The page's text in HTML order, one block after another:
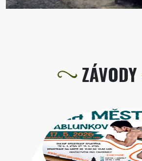
ZÁVODY